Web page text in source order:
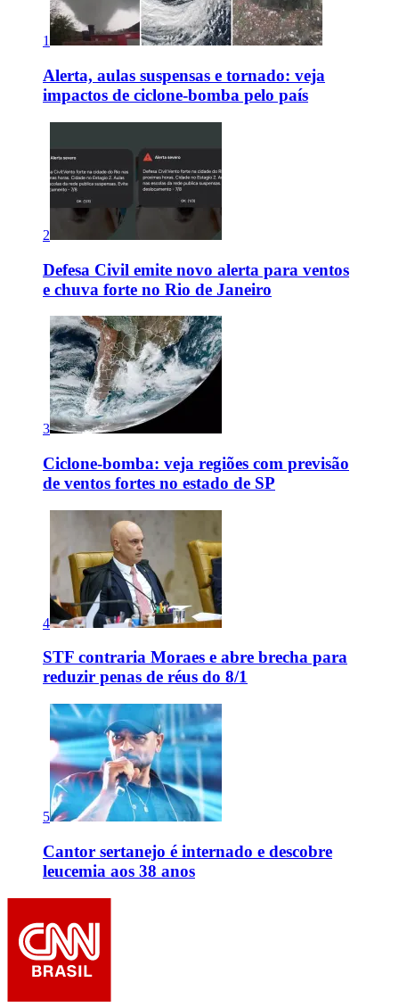
1
Alerta, aulas suspensas e tornado: veja
impactos de ciclone-bomba pelo país
2
Defesa Civil emite novo alerta para ventos
e chuva forte no Rio de Janeiro
3
Ciclone-bomba: veja regiões com previsão
de ventos fortes no estado de SP
4
STF contraria Moraes e abre brecha para
reduzir penas de réus do 8/1
5
Cantor sertanejo é internado e descobre
leucemia aos 38 anos